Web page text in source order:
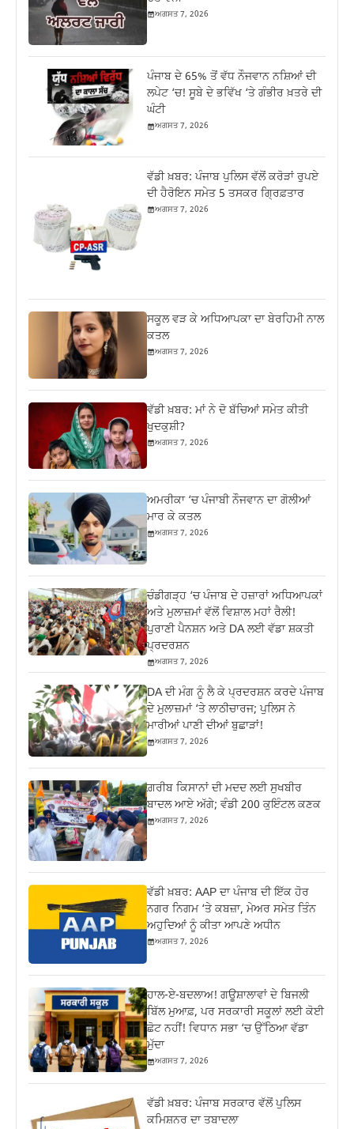
ਅਗਸਤ 7, 2026
ਪੰਜਾਬ ਦੇ 65% ਤੋਂ ਵੱਧ ਨੌਜਵਾਨ ਨਸ਼ਿਆਂ ਦੀ
ਲਪੇਟ ‘ਚ! ਸੂਬੇ ਦੇ ਭਵਿੱਖ ‘ਤੇ ਗੰਭੀਰ ਖ਼ਤਰੇ ਦੀ
ਘੰਟੀ
ਅਗਸਤ 7, 2026
ਵੱਡੀ ਖ਼ਬਰ: ਪੰਜਾਬ ਪੁਲਿਸ ਵੱਲੋਂ ਕਰੋੜਾਂ ਰੁਪਏ
ਦੀ ਹੈਰੋਇਨ ਸਮੇਤ 5 ਤਸਕਰ ਗ੍ਰਿਫ਼ਤਾਰ
ਅਗਸਤ 7, 2026
ਸਕੂਲ ਵੜ ਕੇ ਅਧਿਆਪਕਾ ਦਾ ਬੇਰਹਿਮੀ ਨਾਲ
ਕਤਲ
ਅਗਸਤ 7, 2026
ਵੱਡੀ ਖ਼ਬਰ: ਮਾਂ ਨੇ ਦੋ ਬੱਚਿਆਂ ਸਮੇਤ ਕੀਤੀ
ਖੁਦਕੁਸ਼ੀ?
ਅਗਸਤ 7, 2026
ਅਮਰੀਕਾ ‘ਚ ਪੰਜਾਬੀ ਨੌਜਵਾਨ ਦਾ ਗੋਲੀਆਂ
ਮਾਰ ਕੇ ਕਤਲ
ਅਗਸਤ 7, 2026
ਚੰਡੀਗੜ੍ਹ ‘ਚ ਪੰਜਾਬ ਦੇ ਹਜ਼ਾਰਾਂ ਅਧਿਆਪਕਾਂ
ਅਤੇ ਮੁਲਾਜ਼ਮਾਂ ਵੱਲੋਂ ਵਿਸ਼ਾਲ ਮਹਾਂ ਰੈਲੀ!
ਪੁਰਾਣੀ ਪੈਨਸ਼ਨ ਅਤੇ DA ਲਈ ਵੱਡਾ ਸ਼ਕਤੀ
ਪ੍ਰਦਰਸ਼ਨ
ਅਗਸਤ 7, 2026
DA ਦੀ ਮੰਗ ਨੂੰ ਲੈ ਕੇ ਪ੍ਰਦਰਸ਼ਨ ਕਰਦੇ ਪੰਜਾਬ
ਦੇ ਮੁਲਾਜ਼ਮਾਂ ‘ਤੇ ਲਾਠੀਚਾਰਜ; ਪੁਲਿਸ ਨੇ
ਮਾਰੀਆਂ ਪਾਣੀ ਦੀਆਂ ਬੁਛਾੜਾਂ!
ਅਗਸਤ 7, 2026
ਗ਼ਰੀਬ ਕਿਸਾਨਾਂ ਦੀ ਮਦਦ ਲਈ ਸੁਖਬੀਰ
ਬਾਦਲ ਆਏ ਅੱਗੇ; ਵੰਡੀ 200 ਕੁਇੰਟਲ ਕਣਕ
ਅਗਸਤ 7, 2026
ਵੱਡੀ ਖ਼ਬਰ: AAP ਦਾ ਪੰਜਾਬ ਦੀ ਇੱਕ ਹੋਰ
ਨਗਰ ਨਿਗਮ ‘ਤੇ ਕਬਜ਼ਾ, ਮੇਅਰ ਸਮੇਤ ਤਿੰਨ
ਅਹੁਦਿਆਂ ਨੂੰ ਕੀਤਾ ਆਪਣੇ ਅਧੀਨ
ਅਗਸਤ 7, 2026
ਹਾਲ-ਏ-ਬਦਲਾਅ! ਗਊਸ਼ਾਲਾਵਾਂ ਦੇ ਬਿਜਲੀ
ਬਿੱਲ ਮੁਆਫ਼, ਪਰ ਸਰਕਾਰੀ ਸਕੂਲਾਂ ਲਈ ਕੋਈ
ਛੋਟ ਨਹੀਂ! ਵਿਧਾਨ ਸਭਾ ‘ਚ ਉੱਠਿਆ ਵੱਡਾ
ਮੁੱਦਾ
ਅਗਸਤ 7, 2026
ਵੱਡੀ ਖ਼ਬਰ: ਪੰਜਾਬ ਸਰਕਾਰ ਵੱਲੋਂ ਪੁਲਿਸ
ਕਮਿਸ਼ਨਰ ਦਾ ਤਬਾਦਲਾ